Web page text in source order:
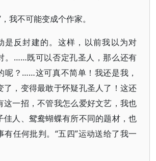
我不可能变成个作家。
是反封建的。这样，以前我以为对
。……既可以否定孔圣人，那么还有
呢？……这可真不简单！我还是我，
了，变得最敢于怀疑孔圣人了！这还
这一招，不管我怎么爱好文艺，我也
佳人、鸳鸯蝴蝶有所不同的题材，也
有任何批判。“五四”运动送给了我一